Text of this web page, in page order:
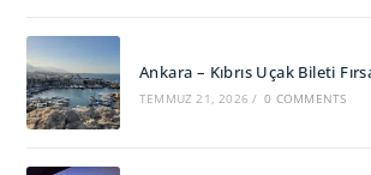
Ankara – Kıbrıs Uçak Bileti
TEMMUZ 21, 2026 / 0 COMMENTS